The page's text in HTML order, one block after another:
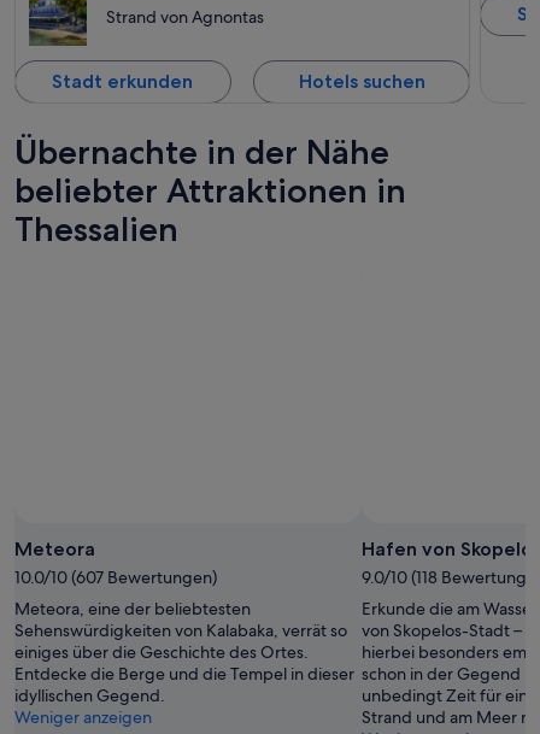
Strand von Agnontas
Stadt erkunden Hotels suchen
Übernachte in der Nähe
beliebter Attraktionen in
Thessalien
Meteora
10.0/10 (607 Bewertungen)
Meteora, eine der beliebtesten
Sehenswürdigkeiten von Kalabaka, verrät so
einiges über die Geschichte des Ortes.
Entdecke die Berge und die Tempel in dieser
idyllischen Gegend.
Weniger anzeigen
Hafen von Skopelos
9.0/10 (118
Erkunde die am
von Skopelos-Stadt –
hierbei besonders
schon in der Gegend
unbedingt Zeit für
Strand und am Meer